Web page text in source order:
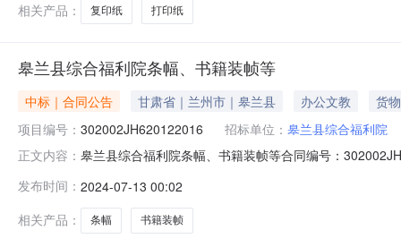
相关产品：
复印纸 打印纸
皋兰县综合福利院条幅、书籍装帧等
中标｜合同公告 甘肃省｜兰州市｜皋兰县 办公文教
货物
项目编号： 302002JH620122016 招标单位： 皋兰县综合福利院
正文内容： 皋兰县综合福利院条幅、书籍装帧等合同编号：
额：0.1043（万元）合同扩展信息是否为ppp：是否联
发布时间： 2024-07-13 00:02
相关产品：
条幅 书籍装帧